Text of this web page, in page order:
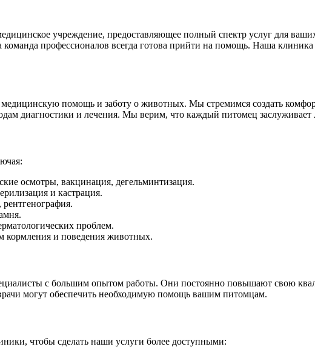
учреждение, предоставляющее полный спектр услуг для
профессионалов всегда готова прийти на помощь. Наша
помощь и заботу о животных. Мы стремимся создать
диагностики и лечения. Мы верим, что каждый питомец заслуживает
осмотры, вакцинация, дегельминтизация.
и кастрация.
проблем.
кормления и поведения животных.
с большим опытом работы. Они постоянно повышают свою
могут обеспечить необходимую помощь вашим питомцам.
чтобы сделать наши услуги более доступными: